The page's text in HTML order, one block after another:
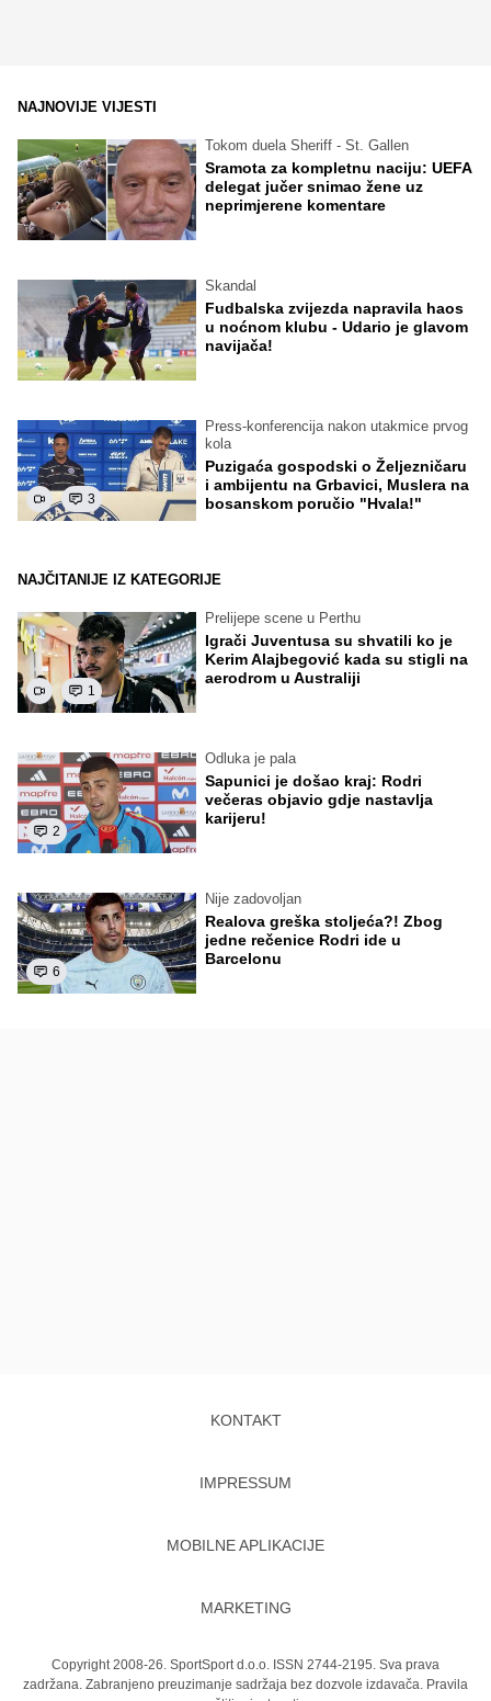
NAJNOVIJE VIJESTI
Tokom duela Sheriff - St. Gallen
Sramota za kompletnu naciju: UEFA
delegat jučer snimao žene uz
neprimjerene komentare
Skandal
Fudbalska zvijezda napravila haos
u noćnom klubu - Udario je glavom
navijača!
3
Press-konferencija nakon utakmice prvog
kola
Puzigaća gospodski o Željezničaru
i ambijentu na Grbavici, Muslera na
bosanskom poručio "Hvala!"
NAJČITANIJE IZ KATEGORIJE
1
Prelijepe scene u Perthu
Igrači Juventusa su shvatili ko je
Kerim Alajbegović kada su stigli na
aerodrom u Australiji
2
Odluka je pala
Sapunici je došao kraj: Rodri
večeras objavio gdje nastavlja
karijeru!
6
Nije zadovoljan
Realova greška stoljeća?! Zbog
jedne rečenice Rodri ide u
Barcelonu
KONTAKT
IMPRESSUM
MOBILNE APLIKACIJE
MARKETING
Copyright 2008-26. SportSport d.o.o. ISSN 2744-2195. Sva prava
zadržana. Zabranjeno preuzimanje sadržaja bez dozvole izdavača. Pravila